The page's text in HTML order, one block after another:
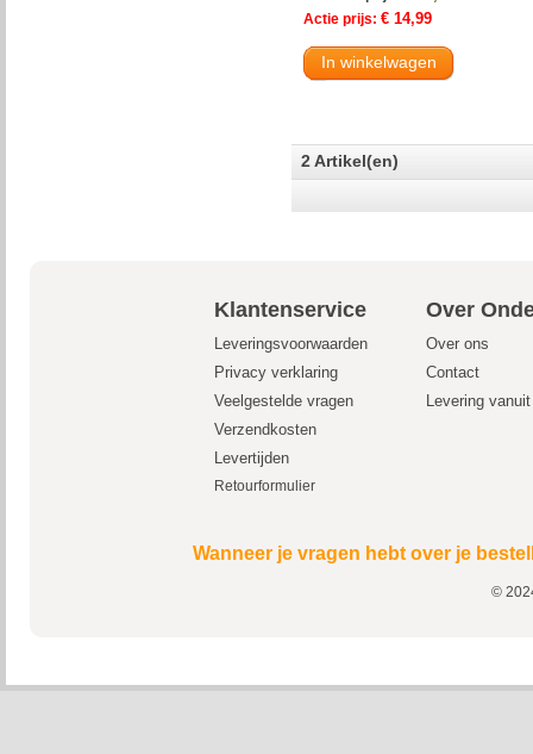
Actie prijs: € 14,99
In winkelwagen
2 Artikel(en)
Klantenservice Over
Leveringsvoorwaarden
Over ons
Privacy verklaring
Contact
Veelgestelde vragen
Levering
Verzendkosten
Levertijden
Retourformulier
Wanneer je vragen hebt over je
©